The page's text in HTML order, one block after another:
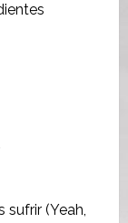
sufrir (Yeah,